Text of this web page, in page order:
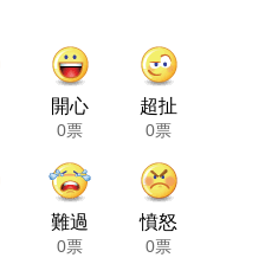
開心
0票
超扯
0票
難過
0票
憤怒
0票